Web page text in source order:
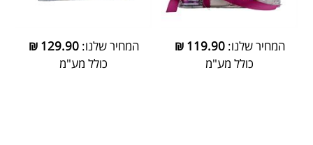
המחיר שלנו:119.90
₪
כולל מע"מ
המחיר שלנו:129.90
₪
כולל מע"מ